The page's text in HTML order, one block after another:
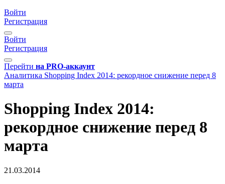
Войти
Регистрация
Войти
Регистрация
Перейти на PRO-аккаунт
Аналитика Shopping Index 2014: рекордное снижение перед 8
марта
Shopping Index 2014:
рекордное снижение перед 8
марта
21.03.2014